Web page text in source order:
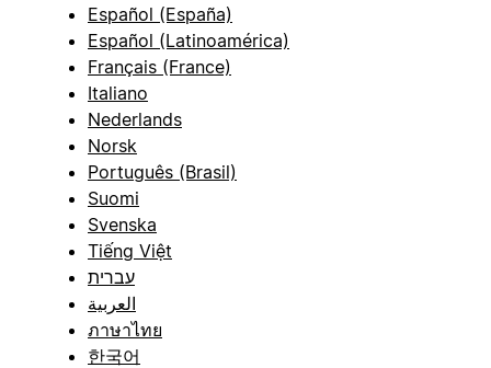
Español (España)
Español (Latinoamérica)
Français (France)
Italiano
Nederlands
Norsk
Português (Brasil)
Suomi
Svenska
Tiếng Việt
עברית
العربية
ภาษาไทย
한국어